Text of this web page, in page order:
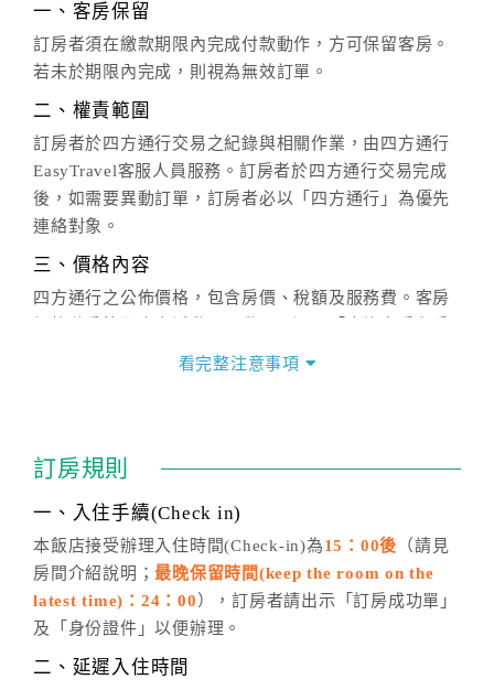
一、客房保留
訂房者須在繳款期限內完成付款動作，方可保留客房。
若未於期限內完成，則視為無效訂單。
二、權責範圍
訂房者於四方通行交易之紀錄與相關作業，由四方通行
EasyTravel客服人員服務。訂房者於四方通行交易完成
後，如需要異動訂單，訂房者必以「四方通行」為優先
連絡對象。
三、價格內容
四方通行之公佈價格，包含房價、稅額及服務費。客房
價」之當日價格為標準。
話方式異動訂單。
※非客服時間之申辦異動，皆為次日計算及辦理。
五、客服時間
週一至週日，上午9:00～晚上6:00
六、聯絡方式
(07)9682715 。
看完整注意事項
訂房規則
一、入住手續(Check in)
本飯店接受辦理入住時間(Check-in)為15：00後 （請見
房間介紹說明；最晚保留時間(keep the room on the
latest time)：24：00 ），訂房者請出示「訂房成功單」
及「身份證件」以便辦理。
二、延遲入住時間